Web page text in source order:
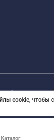
- оборудование
предприятий.
Каталог
cookie, чтобы